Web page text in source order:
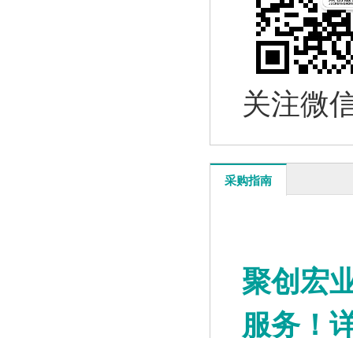
关注微
采购指南
聚创宏
服务！